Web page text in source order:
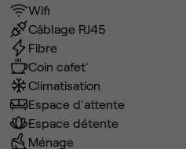
Wifi
Câblage RJ45
Fibre
Coin cafet'
Climatisation
Espace d'attente
Espace détente
Ménage